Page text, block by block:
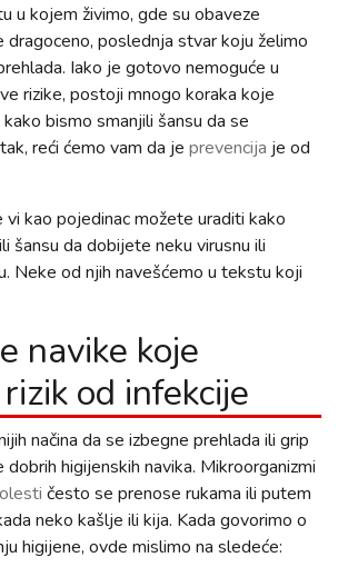
u kojem živimo, gde su obaveze
dragoceno, poslednja stvar koju želimo
Iako je gotovo nemoguće u
rizike, postoji mnogo koraka koje
bismo smanjili šansu da se
reći ćemo vam da je prevencija je od
kao pojedinac možete uraditi kako
šansu da dobijete neku virusnu ili
Neke od njih navešćemo u tekstu koji
navike koje
od infekcije
načina da se izbegne prehlada ili grip
higijenskih navika. Mikroorganizmi
često se prenose rukama ili putem
neko kašlje ili kija. Kada govorimo o
higijene, ovde mislimo na sledeće: